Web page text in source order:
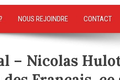
NOUS REJOINDRE CONTACT
– Nicolas